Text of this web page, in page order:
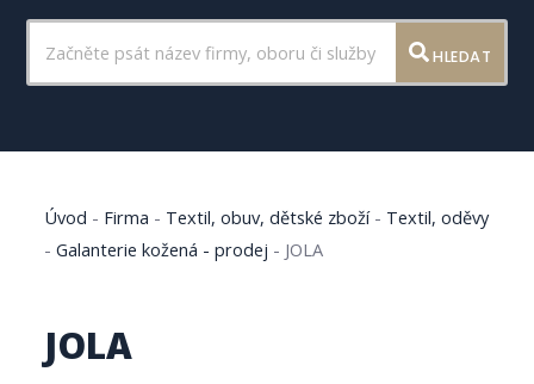
HLEDAT
Úvod - Firma - Textil, obuv, dětské zboží- Textil, oděvy
-Galanterie kožená - prodej - JOLA
JOLA